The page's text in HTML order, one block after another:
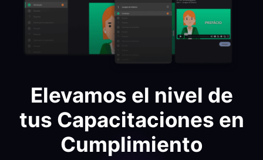
Elevamos el nivel de
tus Capacitaciones en
Cumplimiento